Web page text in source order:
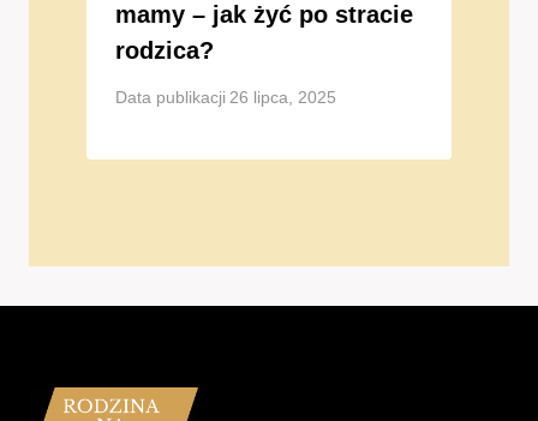
mamy – jak żyć po stracie
rodzica?
Data publikacji 26 lipca, 2025